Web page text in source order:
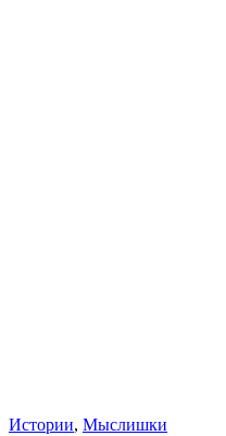
Истории, Мыслишки